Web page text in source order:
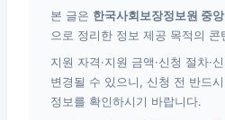
본 글은 한국사회보장정보원 중
으로 정리한 정보 제공 목적의 콘
지원 자격·지원 금액·신청 절차·
변경될 수 있으니, 신청 전 반드
정보를 확인하시기 바랍니다.